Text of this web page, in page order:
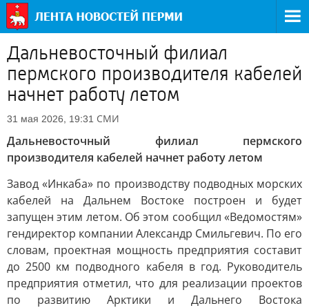
Дальневосточный филиал
пермского производителя кабелей
начнет работу летом
31 мая 2026, 19:31 СМИ
Дальневосточный филиал пермского
производителя кабелей начнет работу летом
Завод «Инкаба» по производству подводных морских
кабелей на Дальнем Востоке построен и будет
запущен этим летом. Об этом сообщил «Ведомостям»
гендиректор компании Александр Смильгевич. По его
словам, проектная мощность предприятия составит
до 2500 км подводного кабеля в год. Руководитель
предприятия отметил, что для реализации проектов
по развитию Арктики и Дальнего Востока